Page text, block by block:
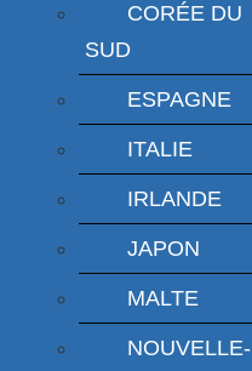
CORÉE DU
SUD
ESPAGNE
ITALIE
IRLANDE
JAPON
MALTE
NOUVELLE-